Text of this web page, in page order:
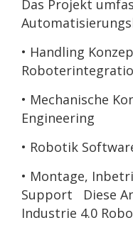
Das Projekt
• Handling
• Mechanische
Engineering
• Robotik
• Montage,
Support Diese
Industrie 4.0